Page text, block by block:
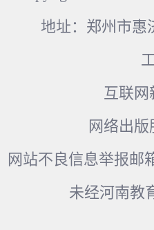
地址：郑州市惠
互联网
网络出
网站不良信息举报邮
未经河南教